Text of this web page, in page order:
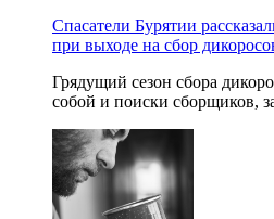
Спасатели Бурятии
при выходе на сбор
Грядущий сезон сбора
собой и поиски сборщиков,